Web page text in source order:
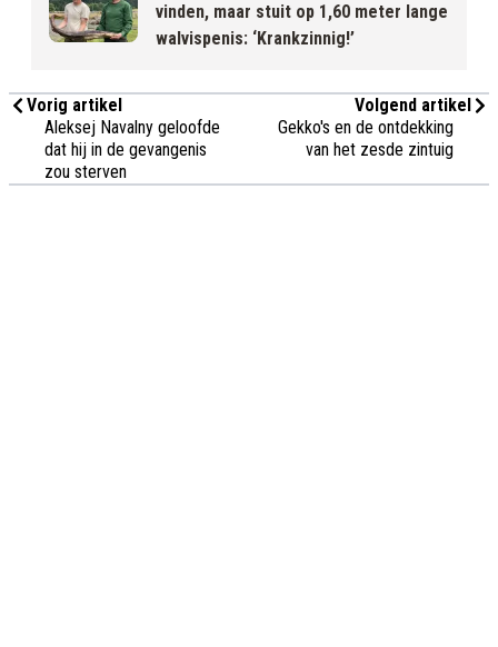
vinden, maar stuit op 1,60 meter lange
walvispenis: ‘Krankzinnig!’
Vorig artikel
Aleksej Navalny geloofde
dat hij in de gevangenis
zou sterven
Volgend artikel
Gekko's en de ontdekking
van het zesde zintuig